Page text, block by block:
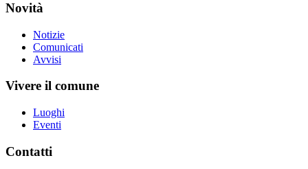
Novità
Notizie
Comunicati
Avvisi
Vivere il comune
Luoghi
Eventi
Contatti